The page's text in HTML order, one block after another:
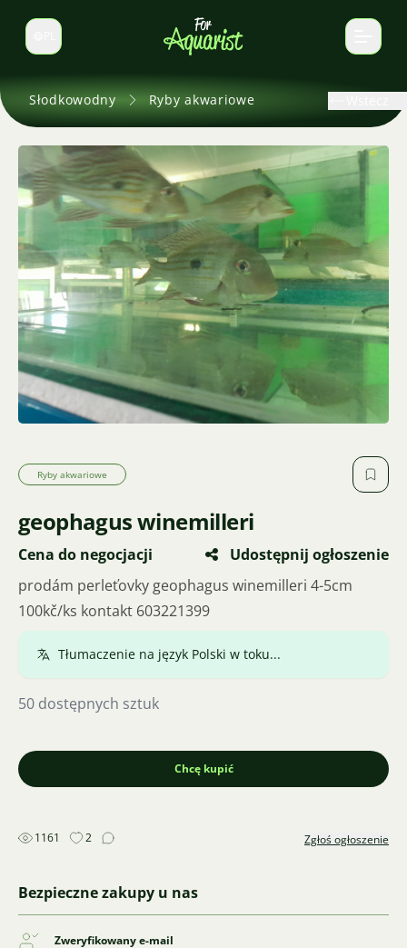
Zmień język
Słodkowodny Ryby akwariowe
Ryby akwariowe
geophagus winemilleri
Cena do negocjacji
Udostępnij ogłoszenie
Sprzedam perłowe geophagus winemilleri 4-5cm
100zł/szt kontakt 603221399
Przetłumaczono. Pokaż oryginał
50 dostępnych sztuk
Chcę kupić
1161 2 Zgłoś ogłoszenie
Bezpieczne zakupy u nas
Zweryfikowany e-mail